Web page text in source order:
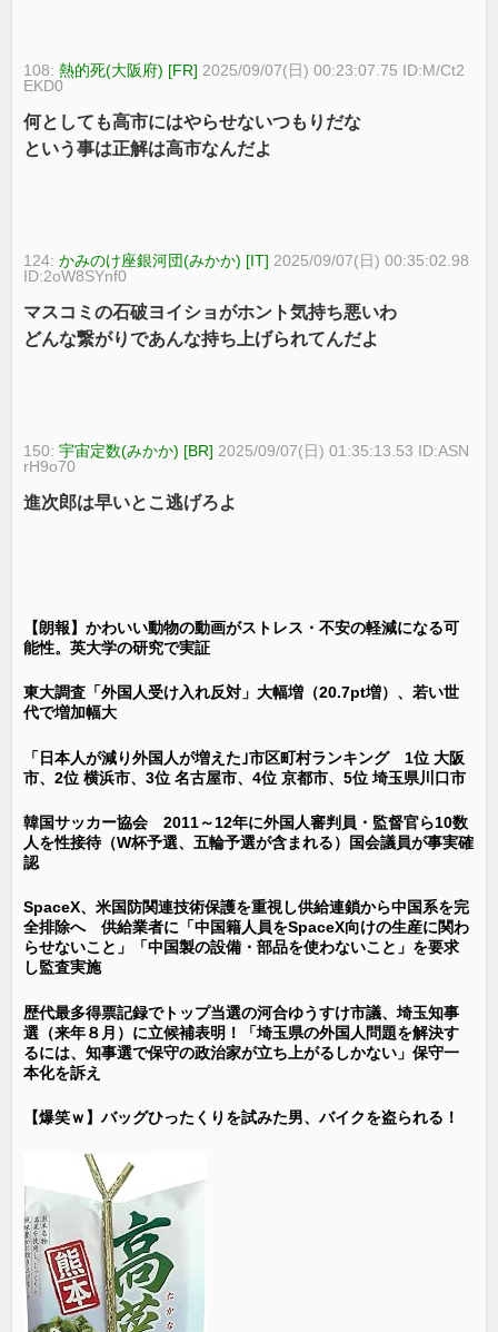
108:熱的死(大阪府) [FR] 2025/09/07(日) 00:23:07.75 ID:M/Ct2
EKD0
何としても高市にはやらせないつもりだな
という事は正解は高市なんだよ
124:かみのけ座銀河団(みかか) [IT] 2025/09/07(日) 00:35:02.98
ID:2oW8SYnf0
マスコミの石破ヨイショがホント気持ち悪いわ
どんな繋がりであんな持ち上げられてんだよ
150:宇宙定数(みかか) [BR] 2025/09/07(日) 01:35:13.53 ID:ASN
rH9o70
進次郎は早いとこ逃げろよ
【朗報】かわいい動物の動画がストレス・不安の軽減になる可
能性。英大学の研究で実証
東大調査「外国人受け入れ反対」大幅増（20.7pt増）、若い世
代で増加幅大
「日本人が減り外国人が増えた｣市区町村ランキング 1位 大阪
市、2位 横浜市、3位 名古屋市、4位 京都市、5位 埼玉県川口市
韓国サッカー協会 2011～12年に外国人審判員・監督官ら10数
人を性接待（W杯予選、五輪予選が含まれる）国会議員が事実確
認
SpaceX、米国防関連技術保護を重視し供給連鎖から中国系を完
全排除へ 供給業者に「中国籍人員をSpaceX向けの生産に関わ
らせないこと」「中国製の設備・部品を使わないこと」を要求
し監査実施
歴代最多得票記録でトップ当選の河合ゆうすけ市議、埼玉知事
選（来年８月）に立候補表明！「埼玉県の外国人問題を解決す
るには、知事選で保守の政治家が立ち上がるしかない」保守一
本化を訴え
【爆笑ｗ】バッグひったくりを試みた男、バイクを盗られる！